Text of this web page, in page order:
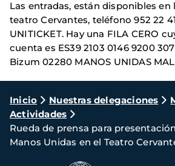
Las entradas, están disponibles en
teatro Cervantes, teléfono 952 22
UNITICKET. Hay una FILA CERO
cuenta es ES39 2103 0146 9200
Bizum 02280 MANOS UNIDAS
Ruta
de
navegación
Inicio Nuestras delegaciones
Actividades
Rueda de prensa para
Manos Unidas en el Teatro